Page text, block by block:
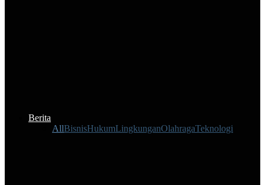
Berita
AllBisnisHukumLingkunganOlahragaTeknologi